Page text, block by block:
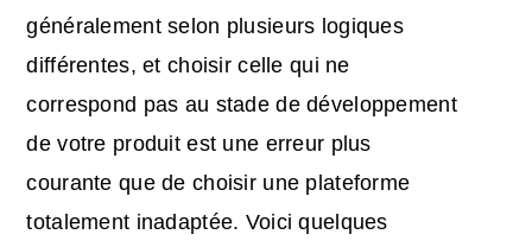
généralement selon plusieurs logiques
différentes, et choisir celle qui ne
correspond pas au stade de développement
de votre produit est une erreur plus
courante que de choisir une plateforme
totalement inadaptée. Voici quelques